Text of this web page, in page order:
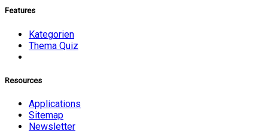
Features
Kategorien
Thema Quiz
Resources
Applications
Sitemap
Newsletter